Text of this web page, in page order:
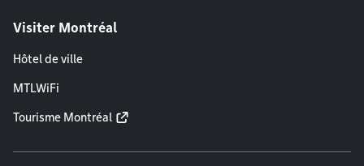
Visiter Montréal
Hôtel de ville
MTLWiFi
Tourisme Montréal